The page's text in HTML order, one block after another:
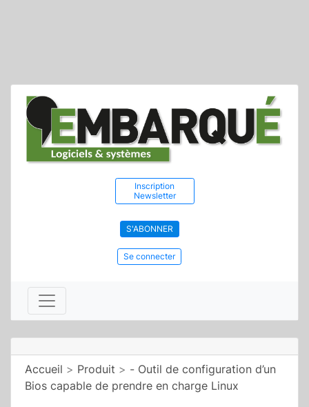
Inscription
Newsletter
S'ABONNER
Se connecter
Accueil > Produit > - Outil de configuration d’un
Bios capable de prendre en charge Linux